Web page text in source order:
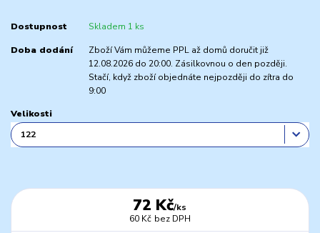
Dostupnost Skladem 1 ks
Doba dodání
Zboží Vám můžeme PPL až domů doručit již
12.08.2026 do 20:00. Zásilkovnou o den později.
Stačí, když zboží objednáte nejpozději do zítra do
9:00
Velikosti
72 Kč/ks
60 Kč bez DPH